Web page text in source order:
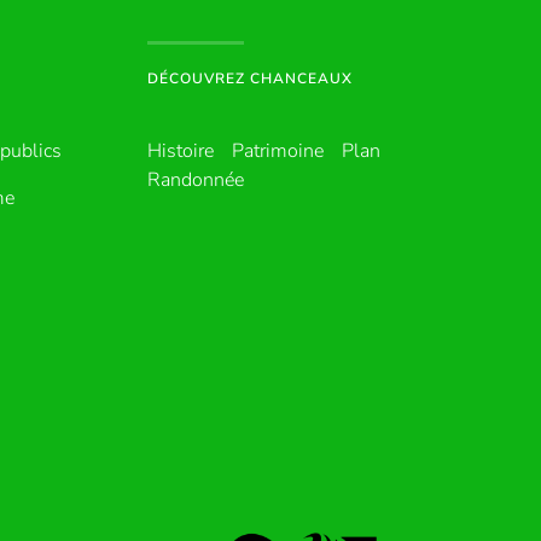
DÉCOUVREZ CHANCEAUX
Histoire Patrimoine
Plan
Randonnée